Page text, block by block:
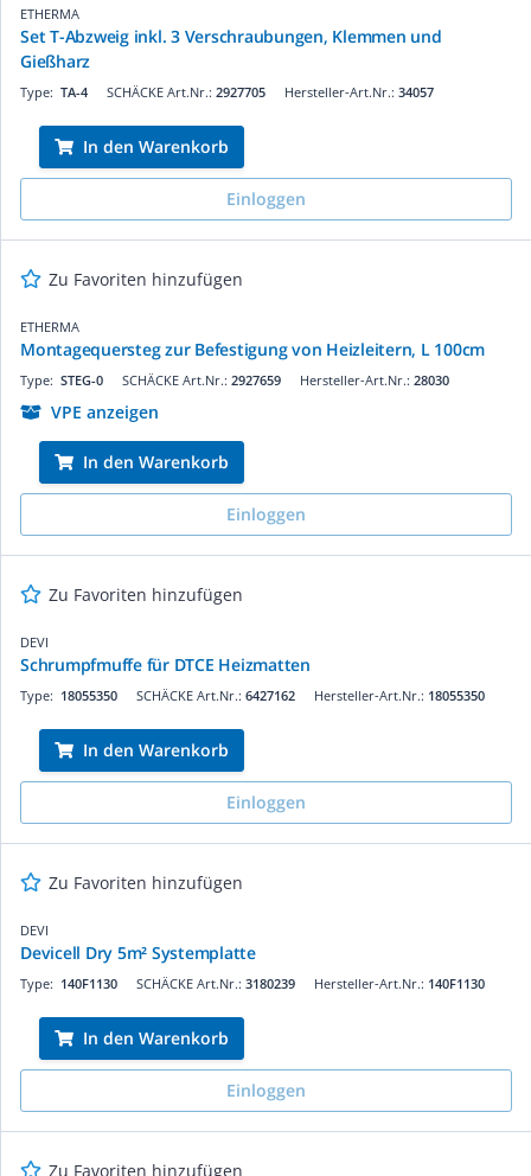
ETHERMA
Set T-Abzweig inkl. 3 Verschraubungen, Klemmen und
Gießharz
SCHÄCKE Art.Nr.: 2927705
Type: TA-4 Hersteller-Art.Nr.: 34057
In den Warenkorb
Einloggen
Zu Favoriten hinzufügen
ETHERMA
Montagequersteg zur Befestigung von Heizleitern, L 100cm
SCHÄCKE Art.Nr.: 2927659
Type: STEG-0 Hersteller-Art.Nr.: 28030
VPE anzeigen
In den Warenkorb
Einloggen
Zu Favoriten hinzufügen
DEVI
Schrumpfmuffe für DTCE Heizmatten
SCHÄCKE Art.Nr.: 6427162
Type: 18055350 Hersteller-Art.Nr.: 18055350
In den Warenkorb
Einloggen
Zu Favoriten hinzufügen
DEVI
Devicell Dry 5m² Systemplatte
SCHÄCKE Art.Nr.: 3180239
Type: 140F1130 Hersteller-Art.Nr.: 140F1130
In den Warenkorb
Einloggen
Zu Favoriten hinzufügen